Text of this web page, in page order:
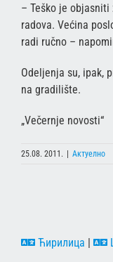
– Teško je
radova. Većina
radi ručno –
Odeljenja su, ipak,
na gradilište.
„Večernje novosti“
25.08. 2011. | Актуелно
Ћирилица |